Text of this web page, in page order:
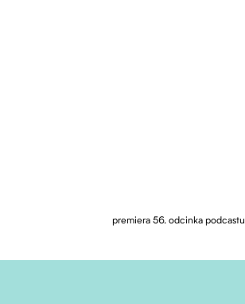
premiera 56. odcinka podcastu